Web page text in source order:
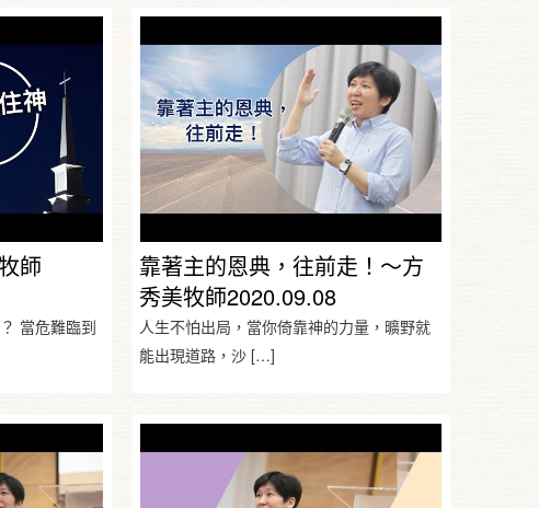
師
當危難臨到
靠著主的恩典，往前走！～方
秀美牧師2020.09.08
人生不怕出局，當你倚靠神的力量，曠野就
能出現道路，沙 […]